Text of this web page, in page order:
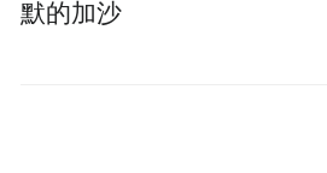
默的加沙